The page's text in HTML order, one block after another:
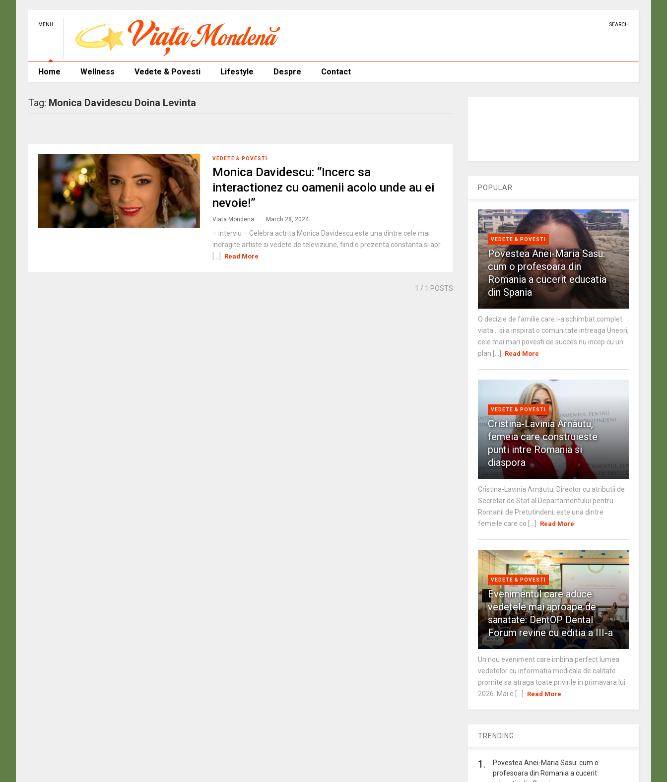
MENU SEARCH
Home Wellness Vedete & Povesti Lifestyle Despre Contact
Tag: Monica Davidescu Doina Levinta
VEDETE & POVESTI
Monica Davidescu: “Incerc sa
interactionez cu oamenii acolo unde au ei
nevoie!”
Viata Mondena March 28, 2024
– interviu – Celebra actrita Monica Davidescu este una dintre cele mai
indragite artiste si vedete de televiziune, fiind o prezenta constanta si apr
Read More
1 / 1 POSTS
POPULAR
VEDETE & POVESTI
Povestea Anei-Maria Sasu:
cum o profesoara din
Romania a cucerit educatia
din Spania
O decizie de familie care i-a schimbat complet
viata… si a inspirat o comunitate intreaga Uneori,
cele mai mari povesti de succes nu incep cu un
plan [...]
Read More
VEDETE & POVESTI
Cristina-Lavinia Arnăutu,
femeia care construieste
punti intre Romania si
diaspora
Cristina-Lavinia Arnăutu, Director cu atributii de
Secretar de Stat al Departamentului pentru
Romanii de Pretutindeni, este una dintre
femeile care co [...]
Read More
VEDETE & POVESTI
Evenimentul care aduce
vedetele mai aproape de
sanatate: DentOP Dental
Forum revine cu editia a III-a
Un nou eveniment care imbina perfect lumea
vedetelor cu informatia medicala de calitate
promite sa atraga toate privirile in primavara lui
2026. Mai e [...]
Read More
TRENDING
1.
Povestea Anei-Maria Sasu: cum o
profesoara din Romania a cucerit